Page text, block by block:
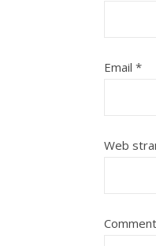
Email *
Web
Comment